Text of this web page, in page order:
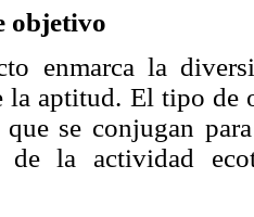
objetivo
enmarca la
la aptitud. El tipo de
que se conjugan
de la actividad